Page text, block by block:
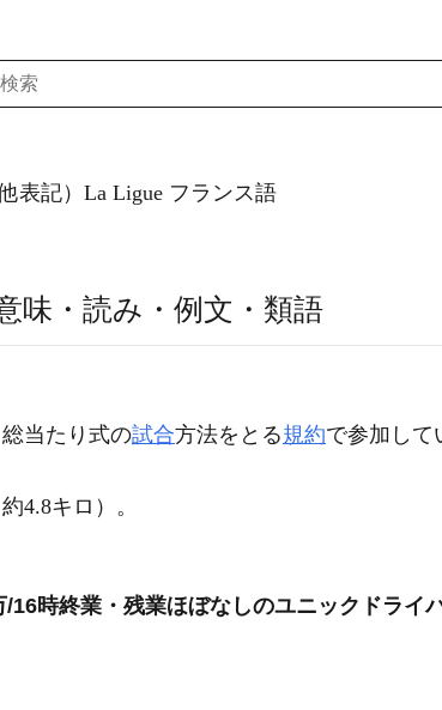
他表記）La Ligue フランス語
味・読み・例文・類語
当たり式の試合方法をとる規約で参加して
4.8キロ）。
16時終業・残業ほぼなしのユニックドライ